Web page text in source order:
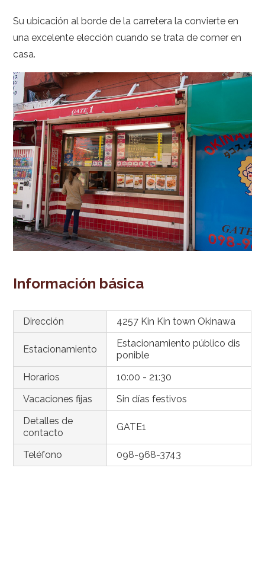
Su ubicación al borde de la carretera la convierte en
una excelente elección cuando se trata de comer en
casa.
Información básica
Dirección 4257 Kin Kin town Okinawa
Estacionamiento
Estacionamiento público dis
ponible
Horarios
10:00 - 21:30
Vacaciones fijas
Sin días festivos
Detalles de
contacto
GATE1
Teléfono 098-968-3743